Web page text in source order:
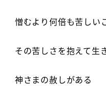
憎むより何倍も苦しい
その苦しさを抱えて生
神さまの赦しがある